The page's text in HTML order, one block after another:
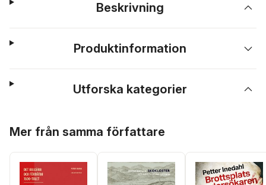
Beskrivning
Produktinformation
Utforska kategorier
Mer från samma författare